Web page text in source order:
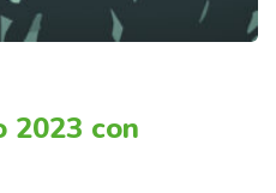
2023 con